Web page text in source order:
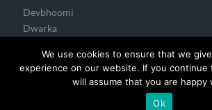
Devbhoomi
Dwarka
Developed & Managed By
We use cookies to ensure that we
experience on our website. If you continue
will assume that you are happy
Ok